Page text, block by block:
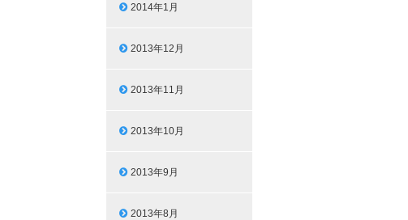
2014年1月
2013年12月
2013年11月
2013年10月
2013年9月
2013年8月